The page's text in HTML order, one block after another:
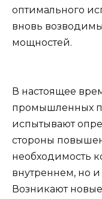
оптимального
вновь
мощностей.
В настоящее
промышленных
испытывают
стороны
необходимость
внутреннем, но
Возникают